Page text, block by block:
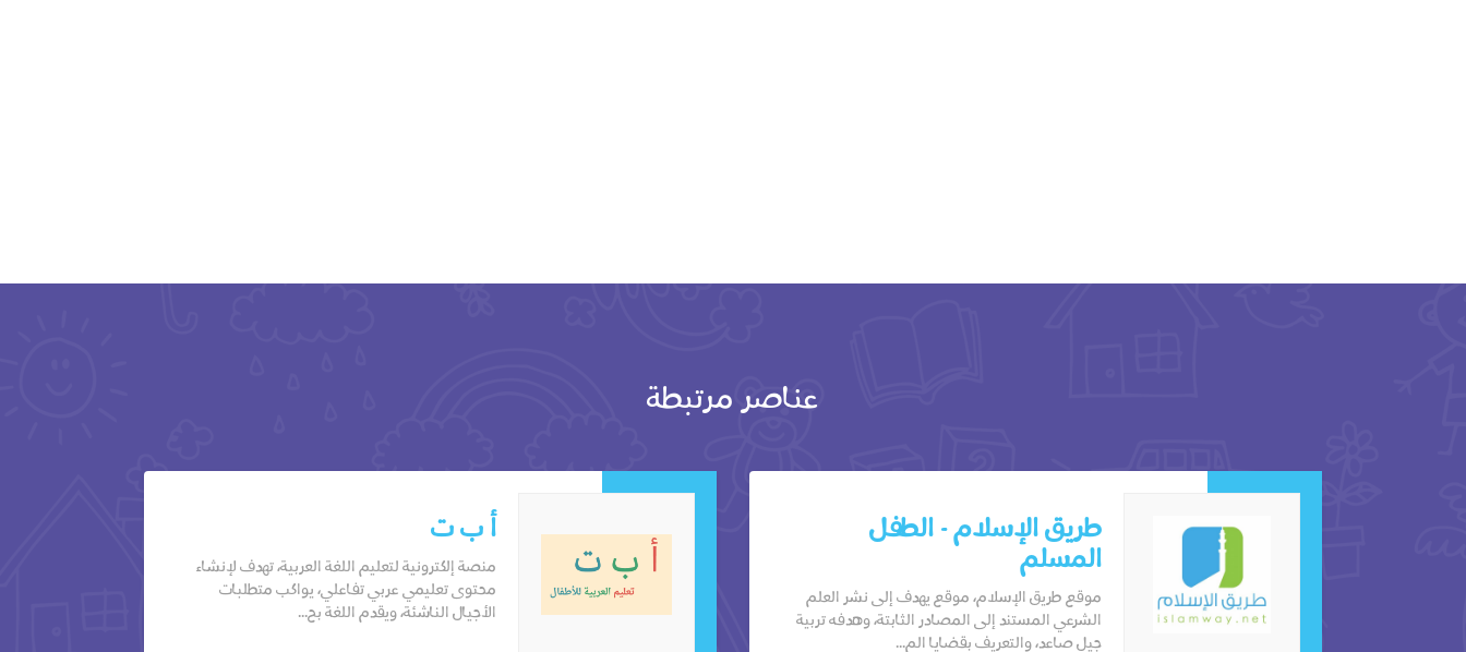
عناصر مرتبطة
طريق الإسلام - الطفل
المسلم
موقع طريق الإسلام، موقع يهدف إلى نشر العلم
الشرعي المستند إلى المصادر الثابتة، وهدفه تربية
جيل صاعد، والتعريف بقضايا الم...
أ ب ت
منصة إلكترونية لتعليم اللغة العربية، تهدف لإنشاء
محتوى تعليمي عربي تفاعلي، يواكب متطلبات
الأجيال الناشئة، ويقدم اللغة بح...